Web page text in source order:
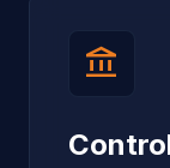
account_balance